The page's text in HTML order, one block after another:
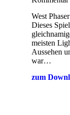
West
Dieses
meisten
Aussehen
war…
zum